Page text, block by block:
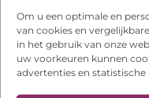
Om u een optimale en
van cookies en
in het gebruik van onze
uw voorkeuren kunnen
advertenties en statistische
Wielen kopen voor een
Uw kelder verbouwen